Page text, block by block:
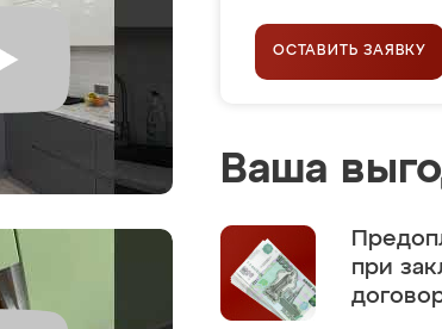
ОСТАВИТЬ ЗАЯВКУ
Ваша
при